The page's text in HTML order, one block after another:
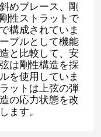
めブレース、剛
性ストラットで
構成されていま
ブルとして機能
と比較して、安
は剛性構造を採
を使用していま
ットは上弦の弾
の応力状態を改
ます。